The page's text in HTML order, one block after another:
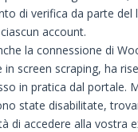
di verifica da parte del
account.
la connessione di
in screen scraping, ha
in pratica dal portale.
state disabilitate,
di accedere alla vostra